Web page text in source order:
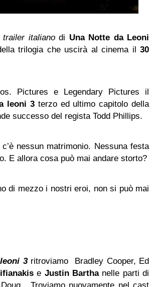
trailer italianodi Una Notte da Leoni
trilogia che uscirà al cinema il 30
Pictures e Legendary Pictures il
leoni 3 terzo ed ultimo capitolo della
successo del regista Todd Phillips.
nessun matrimonio. Nessuna festa
E allora cosa può mai andare storto?
di mezzo i nostri eroi, non si può mai
3ritroviamo Bradley Cooper, Ed
e Justin Barthanelle parti di